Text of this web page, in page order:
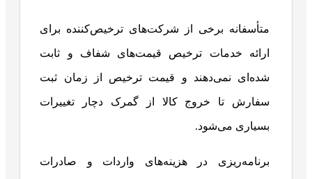
متأسفانه برخی از شرکت‌های ترخیص‌کننده برای
ارائه خدمات ترخیص قیمت‌های شفاف و ثابت
شده‌ای نمی‌دهند و قیمت ترخیص از زمان ثبت
سفارش تا خروج کالا از گمرک دچار تغییرات
بسیاری می‌شود.
برنامه‌ریزی در هزینه‌های واردات و صادرات